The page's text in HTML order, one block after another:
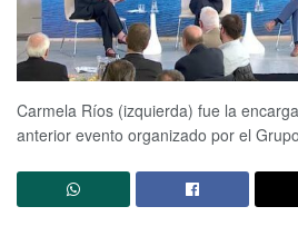
Carmela Ríos (izquierda) fue la
anterior evento organizado por el